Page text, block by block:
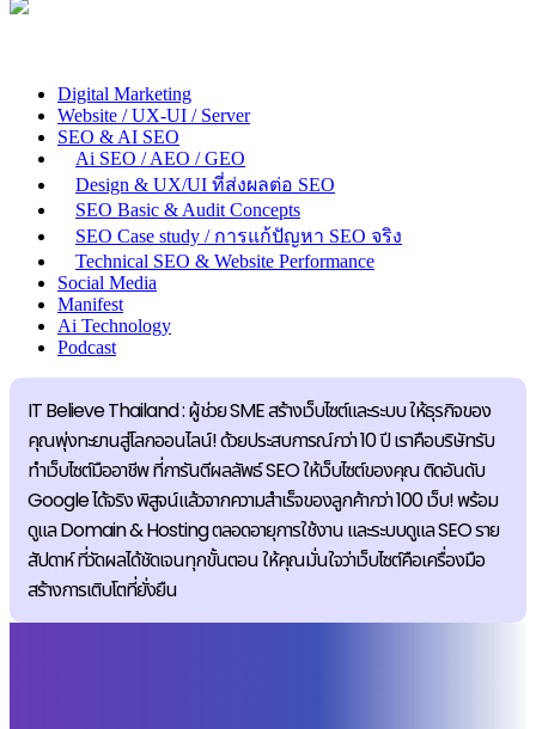
Digital Marketing
Website / UX-UI / Server
SEO & AI SEO
Ai SEO / AEO / GEO
Design & UX/UI ที่ส่งผลต่อ SEO
SEO Basic & Audit Concepts
SEO Case study / การแก้ปัญหา SEO จริง
Technical SEO & Website Performance
Social Media
Manifest
Ai Technology
Podcast
IT Believe Thailand : ผู้ช่วย SME สร้างเว็บไซต์และระบบ ให้ธุรกิจของ
คุณพุ่งทะยานสู่โลกออนไลน์! ด้วยประสบการณ์กว่า 10 ปี เราคือบริษัทรับ
ทำเว็บไซต์มืออาชีพ ที่การันตีผลลัพธ์ SEO ให้เว็บไซต์ของคุณ ติดอันดับ
Google ได้จริง พิสูจน์แล้วจากความสำเร็จของลูกค้ากว่า 100 เว็บ! พร้อม
ดูแล Domain & Hosting ตลอดอายุการใช้งาน และระบบดูแล SEO ราย
สัปดาห์ ที่วัดผลได้ชัดเจนทุกขั้นตอน ให้คุณมั่นใจว่าเว็บไซต์คือเครื่องมือ
สร้างการเติบโตที่ยั่งยืน